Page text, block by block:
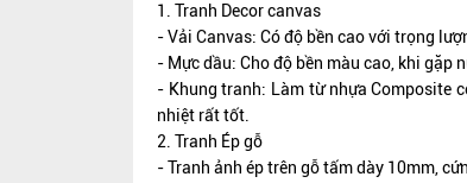
1. Tranh Decor canvas
- Vải Canvas: Có độ bền cao với trọng
- Mực dầu: Cho độ bền màu cao, khi gặp
- Khung tranh: Làm từ nhựa Composite
nhiệt rất tốt.
2. Tranh Ép gỗ
- Tranh ảnh ép trên gỗ tấm dày 10mm,